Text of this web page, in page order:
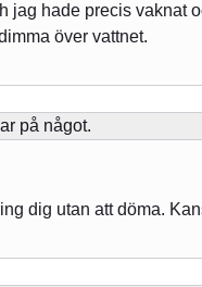
jag hade precis vaknat
över vattnet.
dig utan att döma.